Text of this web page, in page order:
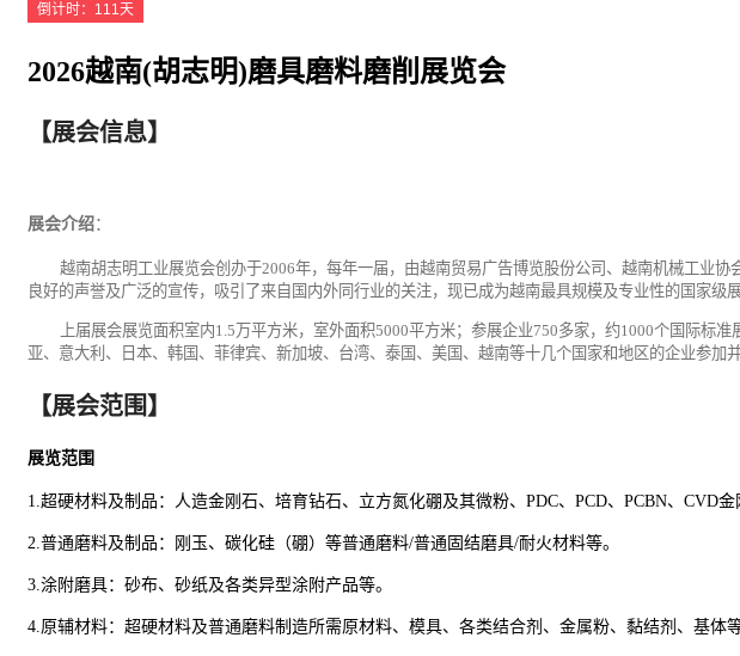
倒计时：111天
2026越南(胡志明)磨具磨料磨削展览会
【展会信息】
展会介绍：
越南胡志明工业展览会创办于2006年， 每年一届 ，由越南贸易广告博览股份公司、越南机械工业协
良好的声誉及广泛的宣传，吸引了来自国内外同行业的关注，现已成为越南最具规模及专业性的 国家级
上届展会展览面积室内1.5 万平方米，室外面积5000平方米；参展企业750多家，约1000个国际标准
亚、意大利、日本、韩国、菲律宾、新加坡、台湾、泰国、美国、越南等十几个国家和地区的企业参加
【展会范围】
展览范围
1. 超硬材料及制品：人造金刚石、培育钻石、立方氮化硼及其微粉、 PDC、PCD、PCBN、CVD
2. 普通磨料及制品：刚玉、碳化硅（硼）等普通磨料/普通固结磨具/耐火材料等。
3. 涂附磨具：砂布、砂纸及各类异型涂附产品等。
4. 原辅材料：超硬材料及普通磨料制造所需原材料、模具、各类结合剂、金属粉、黏结剂、基体等